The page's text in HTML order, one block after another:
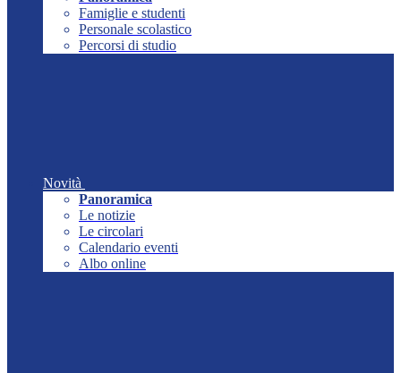
Famiglie e studenti
Personale scolastico
Percorsi di studio
Novità
Panoramica
Le notizie
Le circolari
Calendario eventi
Albo online